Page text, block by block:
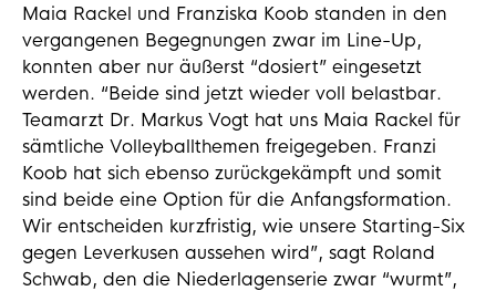
Maia Rackel und Franziska Koob standen in den
vergangenen Begegnungen zwar im Line-Up,
konnten aber nur äußerst “dosiert” eingesetzt
werden. “Beide sind jetzt wieder voll belastbar.
Teamarzt Dr. Markus Vogt hat uns Maia Rackel für
sämtliche Volleyballthemen freigegeben. Franzi
Koob hat sich ebenso zurückgekämpft und somit
sind beide eine Option für die Anfangsformation.
Wir entscheiden kurzfristig, wie unsere Starting-Six
gegen Leverkusen aussehen wird”, sagt Roland
Schwab, den die Niederlagenserie zwar “wurmt”,